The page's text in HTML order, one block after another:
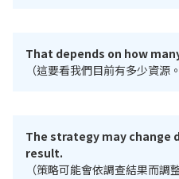
That depends on how
（這要看我們目前有多少資源。
The strategy may change
result.
（策略可能會依調查結果而調整